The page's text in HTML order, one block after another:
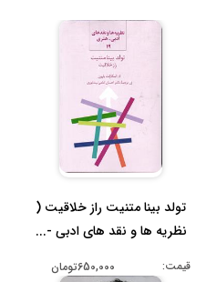
تولد بینا متنیت راز خلاقیت (
نظریه ها و نقد های ادبی -...
قیمت: 650,000تومان